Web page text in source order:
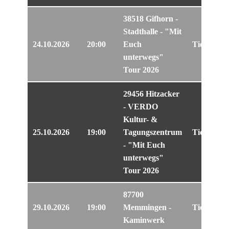
24.10.2026 20:00
38518 Gifhorn -
Stadthalle - "Mit
Euch
unterwegs"
Tour 2026
Tickets
25.10.2026 19:00
29456 Hitzacker
- VERDO
Kultur- &
Tagungszentrum
- "Mit Euch
unterwegs"
Tour 2026
Tickets
29.10.2026 19:00
87700
Memmingen -
Kaminwerk
Tickets